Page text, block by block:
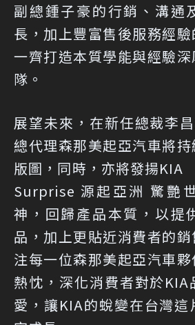
副總鍾子豪的行銷、溝通
長，加上豐富售後服務經驗
一齊打造本質學能與經驗
隊。
展望未來，在新任總裁李
總代理森那美起亞汽車將
版圖，同時，亦將發揚KIA
Surprise 源起亞洲 驚艷
神，回歸產品本質，以提
品，加上更貼近消費者的
注每一位森那美起亞汽車
熱忱，深化消費者對於KIA
愛，讓KIA的蛻變在台灣這